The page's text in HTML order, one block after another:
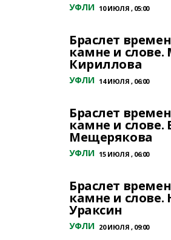
УФЛИ 10 ИЮЛЯ , 05:00
Браслет
камне и слове.
Кириллова
УФЛИ 14 ИЮЛЯ , 06:00
Браслет
камне и слове.
Мещерякова
УФЛИ 15 ИЮЛЯ , 06:00
Браслет
камне и
Ураксин
УФЛИ 20 ИЮЛЯ , 09:00